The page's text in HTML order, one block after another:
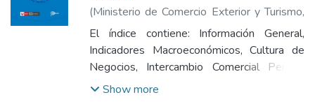
Peruanos, Plan de Acción, Principales Ferias
en Italia y Fuentes de Información.
(Ministerio de Comercio Exterior y Turismo,
2019)Ministerio de Comercio Exterior y
Turismo
El índice contiene: Información General,
Indicadores Macroeconómicos, Cultura de
Negocios, Intercambio Comercial Perú -
Francia, Acuerdos Comerciales y
Show more